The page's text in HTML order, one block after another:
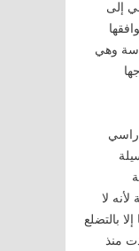
إلى
وهي
لأنه لا
بالتضلع
منذ